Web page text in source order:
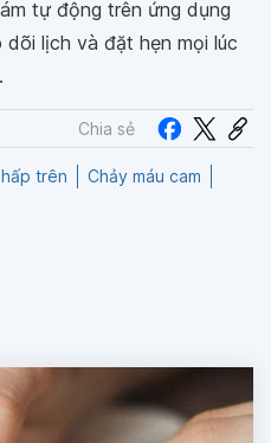
tự động trên ứng dụng
lịch và đặt hẹn mọi lúc
Chia sẻ
trên
Chảy máu cam